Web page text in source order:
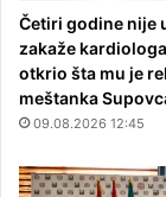
Četiri godine nije
zakaže
otkrio šta mu je
meštanka
09.08.2026 12:45